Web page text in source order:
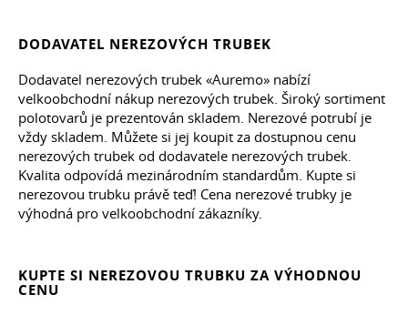
DODAVATEL NEREZOVÝCH TRUBEK
Dodavatel nerezových trubek «Auremo» nabízí
velkoobchodní nákup nerezových trubek. Široký sortiment
polotovarů je prezentován skladem. Nerezové potrubí je
vždy skladem. Můžete si jej koupit za dostupnou cenu
nerezových trubek od dodavatele nerezových trubek.
Kvalita odpovídá mezinárodním standardům. Kupte si
nerezovou trubku právě teď! Cena nerezové trubky je
výhodná pro velkoobchodní zákazníky.
KUPTE SI NEREZOVOU TRUBKU ZA VÝHODNOU
CENU